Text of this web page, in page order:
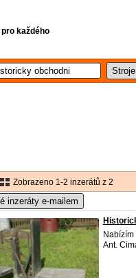
pro každého
Zobrazeno 1-2 inzerátů z 2
inzeráty e-mailem
Ant.